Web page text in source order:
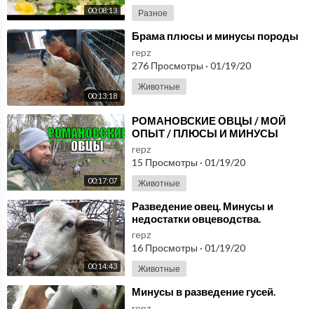
00:08:13 Разное
00:13:18
⁣Брама плюсы и минусы породы
repz
276 Просмотры · 01/19/20
Животные
00:17:07
⁣РОМАНОВСКИЕ ОВЦЫ / МОЙ
ОПЫТ / ПЛЮСЫ И МИНУСЫ
repz
15 Просмотры · 01/19/20
Животные
00:14:43
⁣Разведение овец. Минусы и
недостатки овцеводства.
repz
16 Просмотры · 01/19/20
Животные
⁣Минусы в разведение гусей.